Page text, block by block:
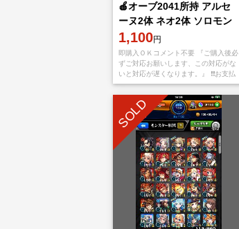
🍎オーブ2041所持 アルセ
ーヌ2体 ネオ2体 ソロモン
ヤクモ2体🍎
1,100円
即購入ＯＫコメント不要 『ご購入後必
ずご対応お願いします、この対応がな
いと対応が遅くなります。』 ❗️❗️お支払
い後、アプリをappStoreもしくは
Googleplayから【捨てメアド
SOLD